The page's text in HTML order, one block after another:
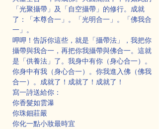
「光聚攝帶」及「自空攝帶」的修行。成就
了：「本尊合一」。「光明合一」。「佛我合
一」。
呷呷！告訴你這些，就是「攝帶法」，我把你
攝帶與我合一，再把你我攝帶與佛合一。這就
是「供養法」了。我身中有你（身心合一）。
你身中有我（身心合一）。你我進入佛（佛我
合一）。成就了！成就了！成就了！
寫一詩送給你：
你香髮如雲瀑
你珠鈿莊嚴
你化一點小妝最時宜